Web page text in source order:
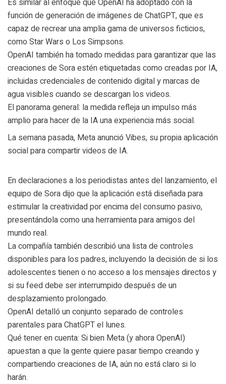
Es similar al enfoque que OpenAI ha adoptado con la
función de generación de imágenes de ChatGPT, que es
capaz de recrear una amplia gama de universos ficticios,
como Star Wars o Los Simpsons.
OpenAI también ha tomado medidas para garantizar que las
creaciones de Sora estén etiquetadas como creadas por IA,
incluidas credenciales de contenido digital y marcas de
agua visibles cuando se descargan los videos.
El panorama general: la medida refleja un impulso más
amplio para hacer de la IA una experiencia más social.
La semana pasada, Meta anunció Vibes, su propia aplicación
social para compartir videos de IA.
En declaraciones a los periodistas antes del lanzamiento, el
equipo de Sora dijo que la aplicación está diseñada para
estimular la creatividad por encima del consumo pasivo,
presentándola como una herramienta para amigos del
mundo real.
La compañía también describió una lista de controles
disponibles para los padres, incluyendo la decisión de si los
adolescentes tienen o no acceso a los mensajes directos y
si su feed debe ser interrumpido después de un
desplazamiento prolongado.
OpenAI detalló un conjunto separado de controles
parentales para ChatGPT el lunes.
Qué tener en cuenta: Si bien Meta (y ahora OpenAI)
apuestan a que la gente quiere pasar tiempo creando y
compartiendo creaciones de IA, aún no está claro si lo
harán.